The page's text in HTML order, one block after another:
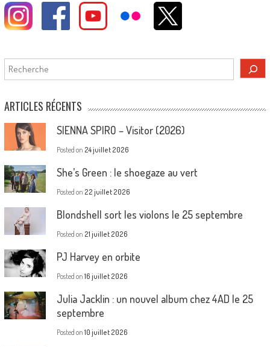
Rechercher
ARTICLES RÉCENTS
SIENNA SPIRO – Visitor (2026)
Posted on 24 juillet 2026
She’s Green : le shoegaze au vert
Posted on 22 juillet 2026
Blondshell sort les violons le 25 septembre
Posted on 21 juillet 2026
PJ Harvey en orbite
Posted on 16 juillet 2026
Julia Jacklin : un nouvel album chez 4AD le 25
septembre
Posted on 10 juillet 2026